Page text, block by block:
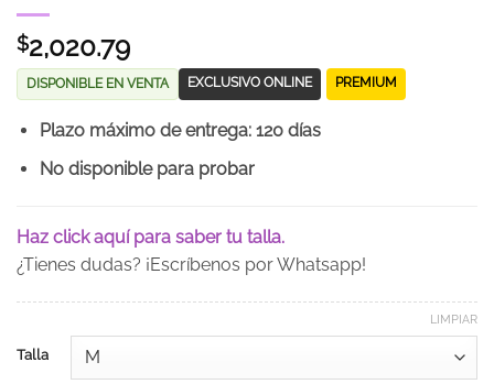
$2,020.79
DISPONIBLE EN VENTA EXCLUSIVO ONLINE PREMIUM
Plazo máximo de entrega: 120 días
No disponible para probar
Haz click aquí para saber tu talla.
¿Tienes dudas? ¡Escríbenos por Whatsapp!
Talla
LIMPIAR